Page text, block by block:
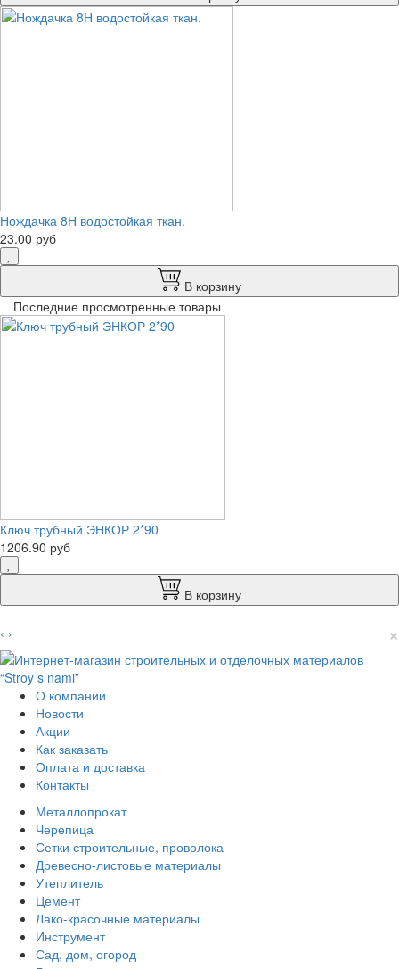
Нождачка 8Н водостойкая ткан.
23.00 руб
В корзину
Последние просмотренные товары
Ключ трубный ЭНКОР 2*90
1206.90 руб
В корзину
‹ › ×
О компании
Новости
Акции
Как заказать
Оплата и доставка
Контакты
Металлопрокат
Черепица
Сетки строительные, проволока
Древесно-листовые материалы
Утеплитель
Цемент
Лако-красочные материалы
Инструмент
Сад, дом, огород